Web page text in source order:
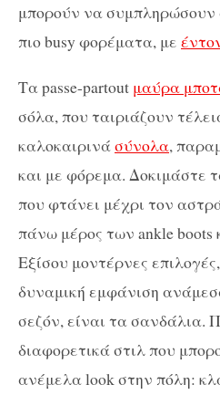
μπορούν να συμπληρώσουν
πιο busy φορέματα, με
Τα passe-partout μαύρα
σόλα, που ταιριάζουν
καλοκαιρινάσύνολα,
και με φόρεμα. Δοκιμάστε
που φτάνει μέχρι τον
πάνω μέρος των ankle boots
Εξίσου μοντέρνες
δυναμική εμφάνιση
σεζόν, είναι τα σανδάλια.
διαφορετικά στιλ που
ανέμελα look στην πόλη: